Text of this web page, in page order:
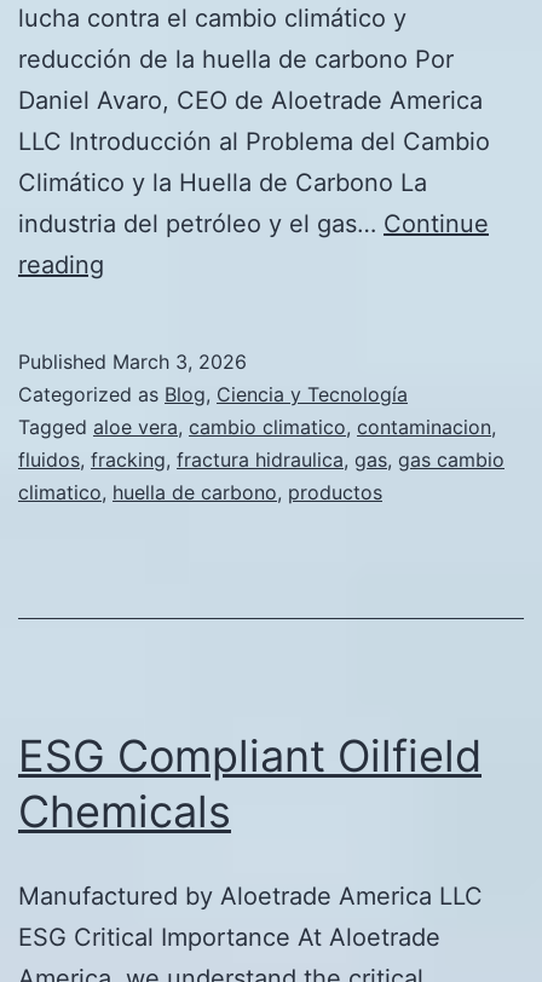
lucha contra el cambio climático y
reducción de la huella de carbono Por
Daniel Avaro, CEO de Aloetrade America
LLC Introducción al Problema del Cambio
Climático y la Huella de Carbono La
industria del petróleo y el gas… Continue
reading
los
productos
a
base
del
petróleo
y
gas:
Published March 3, 2026
Categorized as Blog, Ciencia y Tecnología
Tagged aloe vera, cambio climatico, contaminacion,
fluidos, fracking, fractura hidraulica, gas, gas cambio
climatico, huella de carbono, productos
ESG Compliant Oilfield
Chemicals
Manufactured by Aloetrade America LLC
ESG Critical Importance At Aloetrade